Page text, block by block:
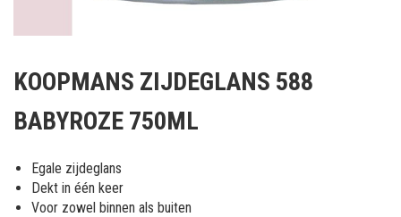
het
van
afbeeldingen-
gallerij
KOOPMANS ZIJDEGLANS 588
BABYROZE 750ML
Egale zijdeglans
Dekt in één keer
Voor zowel binnen als buiten